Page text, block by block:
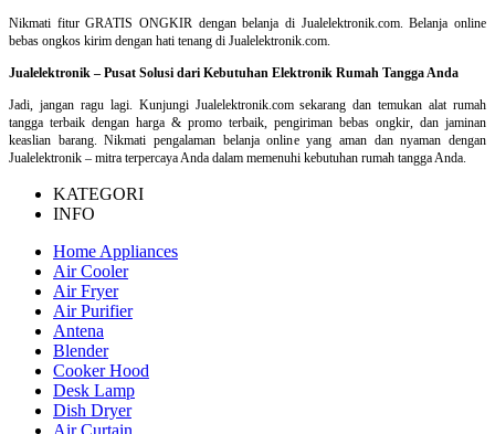
Nikmati fitur GRATIS ONGKIR dengan belanja di Jualelektronik.com. Belanja online
bebas ongkos kirim dengan hati tenang di Jualelektronik.com.
Jualelektronik – Pusat Solusi dari Kebutuhan Elektronik Rumah Tangga Anda
Jadi, jangan ragu lagi. Kunjungi Jualelektronik.com sekarang dan temukan alat rumah
tangga terbaik dengan harga & promo terbaik, pengiriman bebas ongkir, dan jaminan
keaslian barang. Nikmati pengalaman belanja online yang aman dan nyaman dengan
Jualelektronik – mitra terpercaya Anda dalam memenuhi kebutuhan rumah tangga Anda.
KATEGORI
INFO
Home Appliances
Air Cooler
Air Fryer
Air Purifier
Antena
Blender
Cooker Hood
Desk Lamp
Dish Dryer
Air Curtain